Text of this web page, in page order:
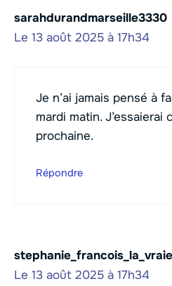
sarahdurandmarseille3330
Le 13 août 2025 à 17h34
Je n’ai jamais pensé à
mardi matin. J’essaierai
prochaine.
Répondre
Le 13 août 2025 à 17h34